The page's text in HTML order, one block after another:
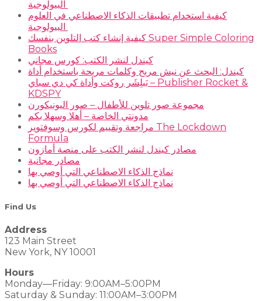
كيفية استخدام تطبيقات الذكاء الاصطناعي في العلوم
كيفية إنشاء كتب التلوين بنفسك Super Simple Coloring
Books
كيندل لنشر الكتب: كورس مجاني
كيندل: البحث عن نيش مربح وكلمات مربحة باستخدام أداة
بَبلِشَر روكت وأداة كي دي سباي – Publisher Rocket &
KDSPY
مجموعة صور تلوين للأطفال – صور اليونيكورن
مدونتي الخاصة – أهلا وسهلا بكم
مراجعة وتقييم لكورس وسوفتوير The Lockdown
Formula
مصادر كيندل لنشر الكتب على منصة أمازون
مصادر مجانية
نماذج الذكاء الاصطناعي التي أوصي بها
نماذج الذكاء الاصطناعي التي أوصي بها
Find Us
Address
123 Main Street
New York, NY 10001
Hours
Monday—Friday: 9:00AM–5:00PM
Saturday & Sunday: 11:00AM–3:00PM